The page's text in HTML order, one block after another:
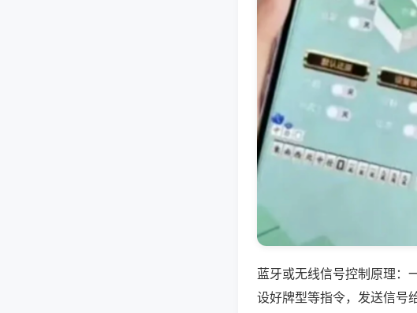
蓝牙或无线信号控制原理：
设好牌型等指令，发送信号